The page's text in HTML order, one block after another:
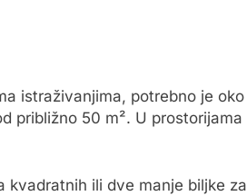
istraživanjima, potrebno je oko
približno 50 m². U prostorijama
kvadratnih ili dve manje biljke za